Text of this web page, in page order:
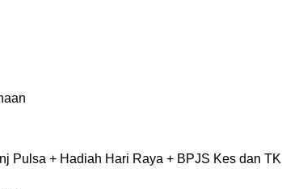
Pulsa + Hadiah Hari Raya + BPJS Kes dan TK